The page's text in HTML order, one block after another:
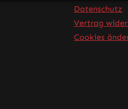
Datenschutz
Vertrag
Cookies